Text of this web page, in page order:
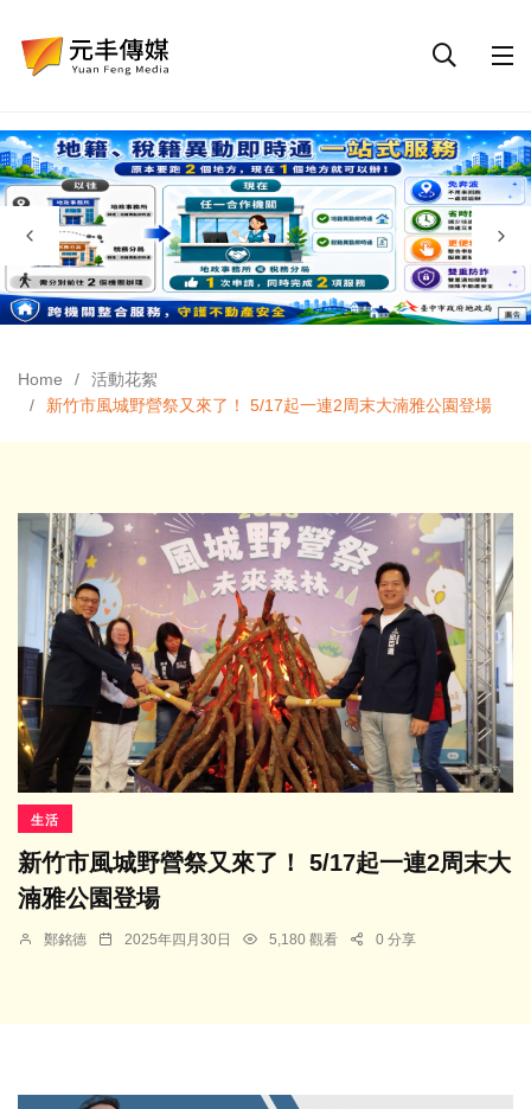
Home
活動花絮
新竹市風城野營祭又來了！ 5/17起一連2周末大湳雅公園登場
生活
新竹市風城野營祭又來了！ 5/17起一連2周末大
湳雅公園登場
鄭銘德 2025年四月30日 5,180 觀看 0 分享